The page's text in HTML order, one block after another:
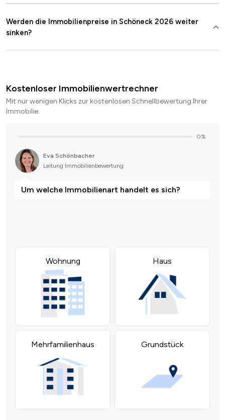
Werden die Immobilienpreise in Schöneck 2026 weiter
sinken?
Kostenloser Immobilienwertrechner
Mit nur wenigen Klicks zur kostenlosen Schnellbewertung Ihrer
Immobilie.